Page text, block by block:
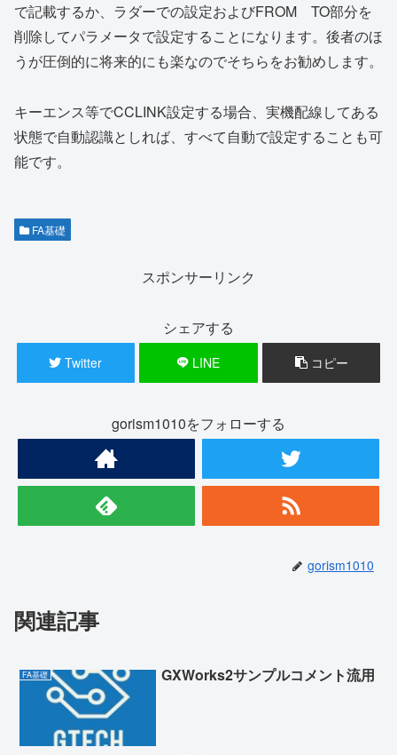
で記載するか、ラダーでの設定およびFROM TO部分を
削除してパラメータで設定することになります。後者のほ
うが圧倒的に将来的にも楽なのでそちらをお勧めします。
キーエンス等でCCLINK設定する場合、実機配線してある
状態で自動認識としれば、すべて自動で設定することも可
能です。
FA基礎
スポンサーリンク
シェアする
Twitter LINE コピー
gorism1010をフォローする
gorism1010
関連記事
FA基礎 GXWorks2サンプルコメント流用